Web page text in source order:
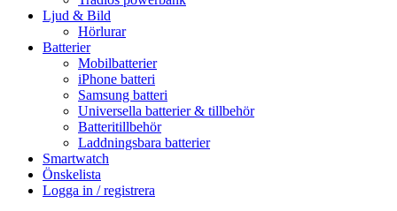
Ljud & Bild
Hörlurar
Batterier
Mobilbatterier
iPhone batteri
Samsung batteri
Universella batterier & tillbehör
Batteritillbehör
Laddningsbara batterier
Smartwatch
Önskelista
Logga in / registrera